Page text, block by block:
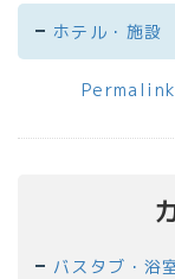
ホテル・施設
Permalink
バスタブ・浴